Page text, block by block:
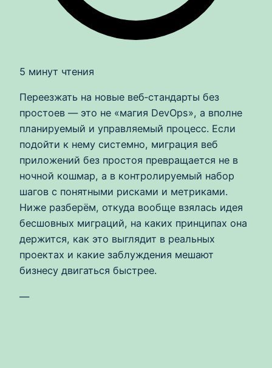
5 минут чтения
Переезжать на новые веб‑стандарты без
простоев — это не «магия DevOps», а вполне
планируемый и управляемый процесс. Если
подойти к нему системно, миграция веб
приложений без простоя превращается не в
ночной кошмар, а в контролируемый набор
шагов с понятными рисками и метриками.
Ниже разберём, откуда вообще взялась идея
бесшовных миграций, на каких принципах она
держится, как это выглядит в реальных
проектах и какие заблуждения мешают
бизнесу двигаться быстрее.
—